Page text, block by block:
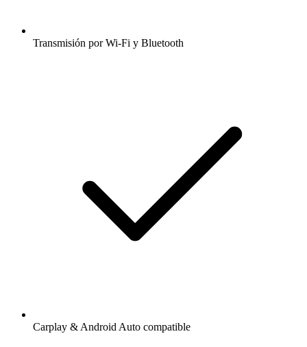
Transmisión por Wi-Fi y Bluetooth
Carplay & Android Auto compatible